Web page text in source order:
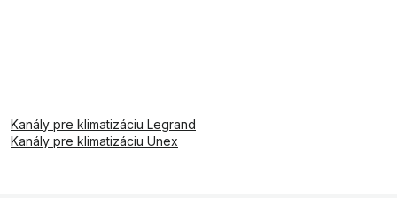
Kanály pre klimatizáciu Legrand
Kanály pre klimatizáciu Unex